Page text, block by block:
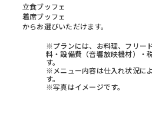
立食ブッフェ
着席ブッフェ
からお選びいただけます。
※プランには、お料理、フリー
料・設備費（音響放映機材）・
す。
※メニュー内容は仕入れ状況に
す。
※写真はイメージです。